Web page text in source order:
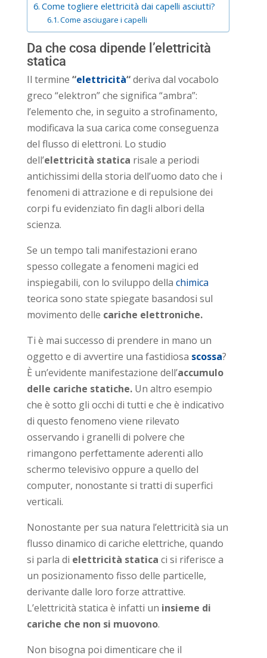
Come togliere elettricità dai capelli asciutti?
Come asciugare i capelli
Da che cosa dipende l’elettricità
statica
Il termine “elettricità“deriva dal vocabolo
greco “elektron” che significa “ambra”:
l’elemento che, in seguito a strofinamento,
modificava la sua carica come conseguenza
del flusso di elettroni. Lo studio
dell’elettricità statica risale a periodi
antichissimi della storia dell’uomo dato che i
fenomeni di attrazione e di repulsione dei
corpi fu evidenziato fin dagli albori della
scienza.
Se un tempo tali manifestazioni erano
spesso collegate a fenomeni magici ed
inspiegabili, con lo sviluppo della chimica
teorica sono state spiegate basandosi sul
movimento delle cariche elettroniche.
Ti è mai successo di prendere in mano un
oggetto e di avvertire una fastidiosa scossa?
È un’evidente manifestazione dell’accumulo
delle cariche statiche.Un altro esempio
che è sotto gli occhi di tutti e che è indicativo
di questo fenomeno viene rilevato
osservando i granelli di polvere che
rimangono perfettamente aderenti allo
schermo televisivo oppure a quello del
computer, nonostante si tratti di superfici
verticali.
Nonostante per sua natura l’elettricità sia un
flusso dinamico di cariche elettriche, quando
si parla di elettricità statica ci si riferisce a
un posizionamento fisso delle particelle,
derivante dalle loro forze attrattive.
L’elettricità statica è infatti un insieme di
cariche che non si muovono.
Non bisogna poi dimenticare che il